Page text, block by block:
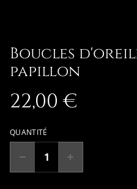
Boucles
papillon
22,00 €
QUANTITÉ